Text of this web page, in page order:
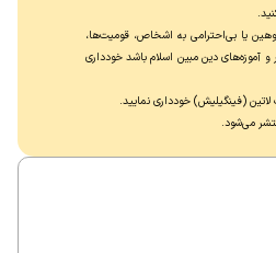
یا بی‌احترامی به اشخاص، قومیت‌ها،
و آموزه‌های دین مبین اسلام باشد خودداری
(فینگیلیش) خودداری نماييد.
می‌شود.